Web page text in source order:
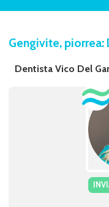
Gengivite, piorrea:
Dentista Vico Del